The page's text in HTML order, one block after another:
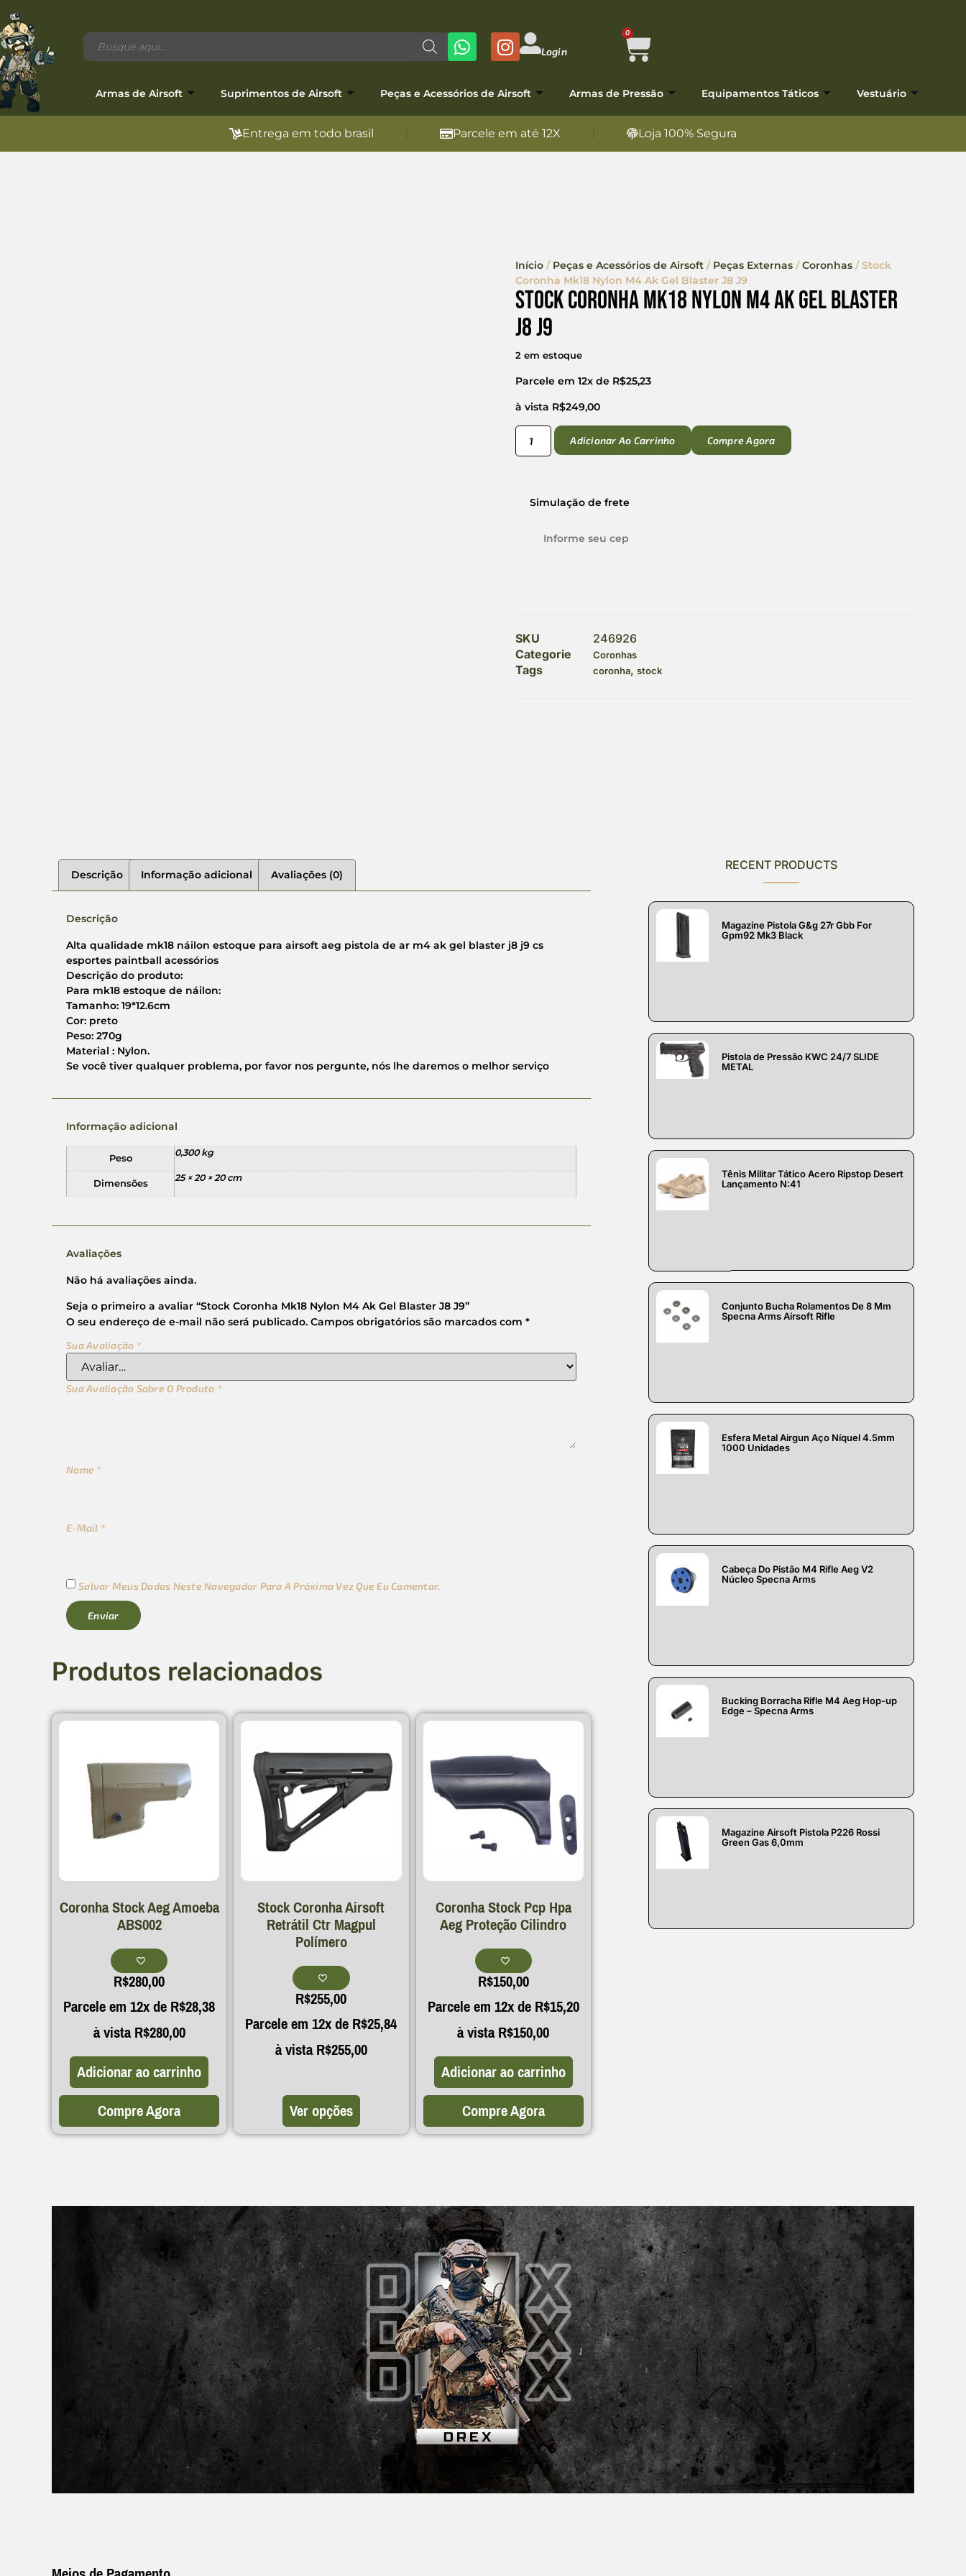
Login
0
Armas de Airsoft Suprimentos de Airsoft Peças e Acessórios de Airsoft Armas de Pressão Equipamentos Táticos Vestuário
Entrega em todo brasil Parcele em até 12X Loja 100% Segura
Início/ Peças e Acessórios de Airsoft/ Peças Externas/Coronhas/ Stock
Coronha Mk18 Nylon M4 Ak Gel Blaster J8 J9
Stock Coronha Mk18 Nylon M4 Ak Gel Blaster
J8 J9
2 em estoque
Parcele em 12x de R$25,23
à vista R$249,00
Adicionar Ao Carrinho Compre Agora
Simulação de frete
SKU
246926
Categorie
Coronhas
Tags coronha, stock
Descrição Informação adicional Avaliações (0)
Descrição
Alta qualidade mk18 náilon estoque para airsoft aeg pistola de ar m4 ak gel blaster j8 j9 cs
esportes paintball acessórios
Descrição do produto:
Para mk18 estoque de náilon:
Tamanho: 19*12.6cm
Cor: preto
Peso: 270g
Material : Nylon.
Se você tiver qualquer problema, por favor nos pergunte, nós lhe daremos o melhor serviço
Informação adicional
Peso
0,300 kg
Dimensões
25 × 20 × 20 cm
Avaliações
Não há avaliações ainda.
Seja o primeiro a avaliar “Stock Coronha Mk18 Nylon M4 Ak Gel Blaster J8 J9”
O seu endereço de e-mail não será publicado. Campos obrigatórios são marcados com *
Sua Avaliação *
Sua Avaliação Sobre O Produto *
Nome *
E-Mail *
Salvar Meus Dados Neste Navegador Para A Próxima Vez Que Eu Comentar.
Produtos relacionados
Coronha Stock Aeg Amoeba
ABS002
R$280,00
Parcele em 12x deR$28,38
à vistaR$280,00
Adicionar ao carrinho
Compre Agora
Stock Coronha Airsoft
Retrátil Ctr Magpul
Polímero
R$255,00
Parcele em 12x deR$25,84
à vistaR$255,00
Ver opções
Coronha Stock Pcp Hpa
Aeg Proteção Cilindro
R$150,00
Parcele em 12x deR$15,20
à vistaR$150,00
Adicionar ao carrinho
Compre Agora
RECENT PRODUCTS
Magazine Pistola G&g 27r Gbb For
Gpm92 Mk3 Black
Pistola de Pressão KWC 24/7 SLIDE
METAL
Tênis Militar Tático Acero Ripstop Desert
Lançamento N:41
Conjunto Bucha Rolamentos De 8 Mm
Specna Arms Airsoft Rifle
Esfera Metal Airgun Aço Níquel 4.5mm
1000 Unidades
Cabeça Do Pistão M4 Rifle Aeg V2
Núcleo Specna Arms
Bucking Borracha Rifle M4 Aeg Hop-up
Edge – Specna Arms
Magazine Airsoft Pistola P226 Rossi
Green Gas 6,0mm